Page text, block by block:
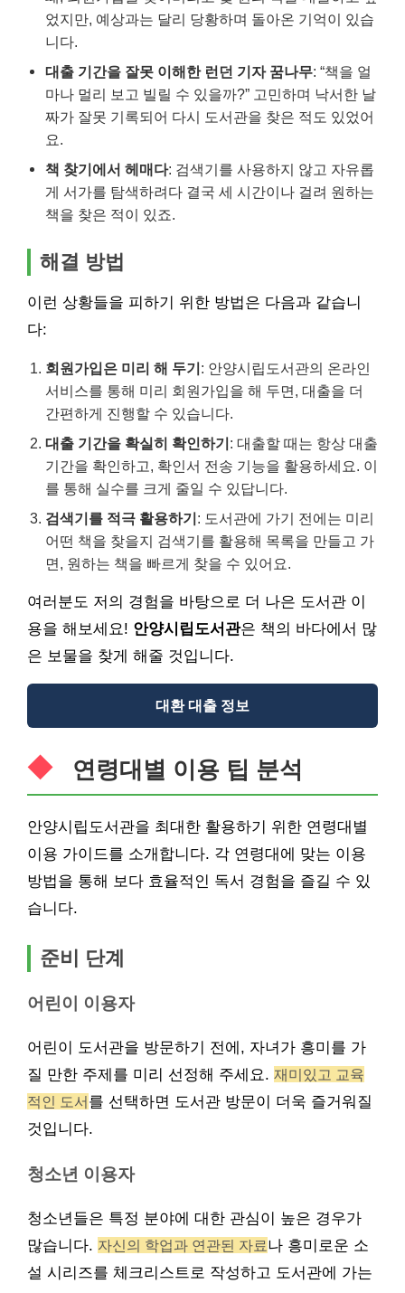
었지만, 예상과는 달리 당황하며 돌아온 기억이 있습
니다.
대출 기간을 잘못 이해한 런던 기자 꿈나무: “책을 얼
마나 멀리 보고 빌릴 수 있을까?” 고민하며 낙서한 날
짜가 잘못 기록되어 다시 도서관을 찾은 적도 있었어
요.
책 찾기에서 헤매다: 검색기를 사용하지 않고 자유롭
게 서가를 탐색하려다 결국 세 시간이나 걸려 원하는
책을 찾은 적이 있죠.
해결 방법
이런 상황들을 피하기 위한 방법은 다음과 같습니
다:
회원가입은 미리 해 두기: 안양시립도서관의 온라인
서비스를 통해 미리 회원가입을 해 두면, 대출을 더
간편하게 진행할 수 있습니다.
대출 기간을 확실히 확인하기: 대출할 때는 항상 대출
기간을 확인하고, 확인서 전송 기능을 활용하세요. 이
를 통해 실수를 크게 줄일 수 있답니다.
검색기를 적극 활용하기: 도서관에 가기 전에는 미리
어떤 책을 찾을지 검색기를 활용해 목록을 만들고 가
면, 원하는 책을 빠르게 찾을 수 있어요.
여러분도 저의 경험을 바탕으로 더 나은 도서관 이
용을 해보세요! 안양시립도서관은 책의 바다에서 많
은 보물을 찾게 해줄 것입니다.
대환 대출 정보
연령대별 이용 팁 분석
안양시립도서관을 최대한 활용하기 위한 연령대별
이용 가이드를 소개합니다. 각 연령대에 맞는 이용
방법을 통해 보다 효율적인 독서 경험을 즐길 수 있
습니다.
준비 단계
어린이 이용자
어린이 도서관을 방문하기 전에, 자녀가 흥미를 가
질 만한 주제를 미리 선정해 주세요. 재미있고 교육
적인 도서를 선택하면 도서관 방문이 더욱 즐거워질
것입니다.
청소년 이용자
청소년들은 특정 분야에 대한 관심이 높은 경우가
많습니다. 자신의 학업과 연관된 자료나 흥미로운 소
설 시리즈를 체크리스트로 작성하고 도서관에 가는